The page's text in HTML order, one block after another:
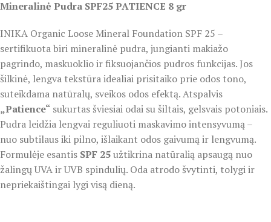
Mineralinė Pudra SPF25 PATIENCE 8 gr
INIKA Organic Loose Mineral Foundation SPF 25 –
sertifikuota biri mineralinė pudra, jungianti makiažo
pagrindo, maskuoklio ir fiksuojančios pudros funkcijas. Jos
šilkinė, lengva tekstūra idealiai prisitaiko prie odos tono,
suteikdama natūralų, sveikos odos efektą. Atspalvis
„Patience“ sukurtas šviesiai odai su šiltais, gelsvais potoniais.
Pudra leidžia lengvai reguliuoti maskavimo intensyvumą –
nuo subtilaus iki pilno, išlaikant odos gaivumą ir lengvumą.
Formulėje esantis SPF 25užtikrina natūralią apsaugą nuo
žalingų UVA ir UVB spindulių. Oda atrodo švytinti, tolygi ir
nepriekaištingai lygi visą dieną.